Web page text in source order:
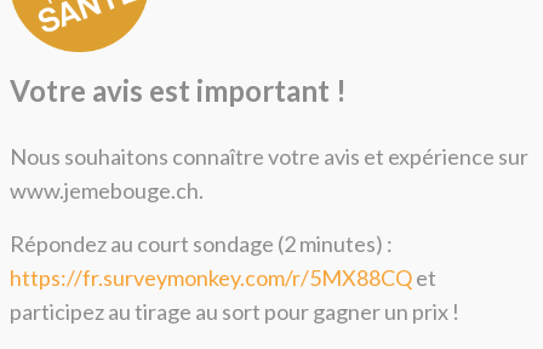
Thaïlande 1996/2000: Yoga Massage
thai Vipassana (méthode de
méditation) Massage Ayurveda
Australie 2001-2002 : Ecole d
Louisa Sear (Fondatrice) Matthew
Sweeney Lance Schuler Glenn Ceresoli
l'ashtanga yoga: Australie 2000-03
Dena Kingsberg, Mathew Sweeney
Goa 2004 Nancy Gilgoff Autriche 2005
Votre avis est important !
Nous souhaitons connaître votre avis et expérience sur
www.jemebouge.ch.
Répondez au court sondage (2 minutes) :
https://fr.surveymonkey.com/r/5MX88CQet
participez au tirage au sort pour gagner un prix !